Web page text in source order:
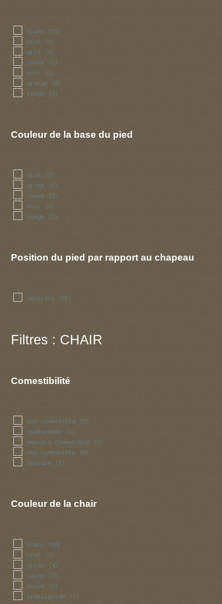
blanc (11)
brun (3)
gris (3)
jaune (6)
noir (2)
orange (5)
rouge (3)
Couleur de la base du pied
brun (2)
grise (1)
jaune (2)
noir (3)
rouge (1)
Position du pied par rapport au chapeau
centrale (21)
Filtres : CHAIR
Comestibilité
bon comestible (1)
comestible (1)
mauvais comestible (2)
non comestible (6)
toxique (1)
Couleur de la chair
blanc (10)
brun (1)
grise (4)
jaune (3)
noire (1)
translucide (1)